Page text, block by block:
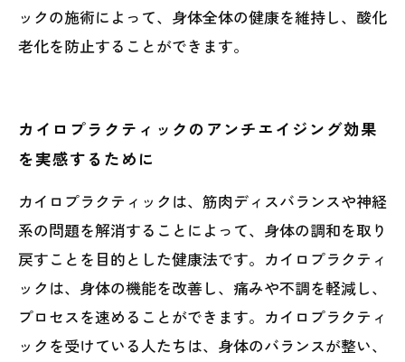
ックの施術によって、身体全体の健康を維持し、酸化
老化を防止することができます。
カイロプラクティックのアンチエイジング効果
を実感するために
カイロプラクティックは、筋肉ディスバランスや神経
系の問題を解消することによって、身体の調和を取り
戻すことを目的とした健康法です。カイロプラクティ
ックは、身体の機能を改善し、痛みや不調を軽減し、
プロセスを速めることができます。カイロプラクティ
ックを受けている人たちは、身体のバランスが整い、